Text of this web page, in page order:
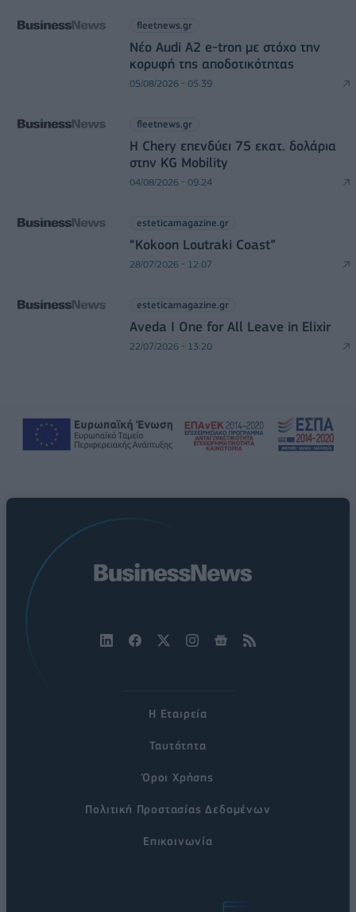
fleetnews.gr
Νέο Audi A2 e-tron με στόχο την
κορυφή της αποδοτικότητας
05/08/2026 - 05:39
fleetnews.gr
Η Chery επενδύει 75 εκατ. δολάρια
στην KG Mobility
04/08/2026 - 09:24
esteticamagazine.gr
“Kokoon Loutraki Coast”
28/07/2026 - 12:07
esteticamagazine.gr
Aveda I One for All Leave in Elixir
22/07/2026 - 13:20
Η Εταιρεία
Ταυτότητα
Όροι Χρήσης
Πολιτική Προστασίας Δεδομένων
Επικοινωνία